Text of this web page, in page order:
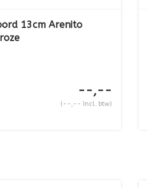
13cm Arenito
--,--
(--,-- Incl. btw)